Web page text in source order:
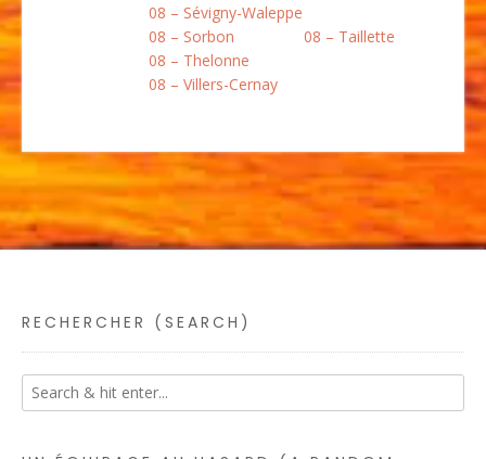
08 – Sévigny-Waleppe
08 – Sorbon
08 – Taillette
08 – Thelonne
08 – Villers-Cernay
RECHERCHER (SEARCH)